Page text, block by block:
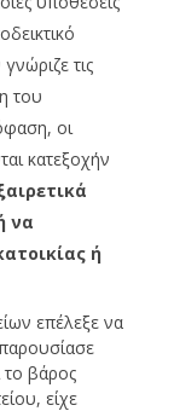
τις
του
οι
κατεξοχήν
να
ή
επέλεξε να
το βάρος
είχε